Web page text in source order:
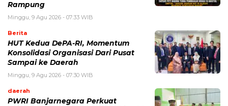
Rampung
Minggu, 9 Agu 2026 - 07:33 WIB
Berita
HUT Kedua DePA-RI, Momentum
Konsolidasi Organisasi Dari Pusat
Sampai ke Daerah
Minggu, 9 Agu 2026 - 07:30 WIB
daerah
PWRI Banjarnegara Perkuat